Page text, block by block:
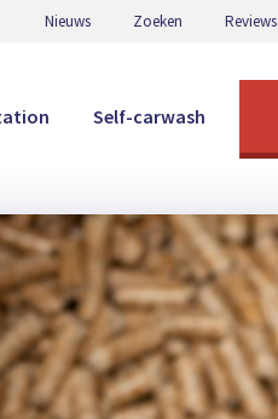
Nieuws Zoeken Reviews
Self-carwash